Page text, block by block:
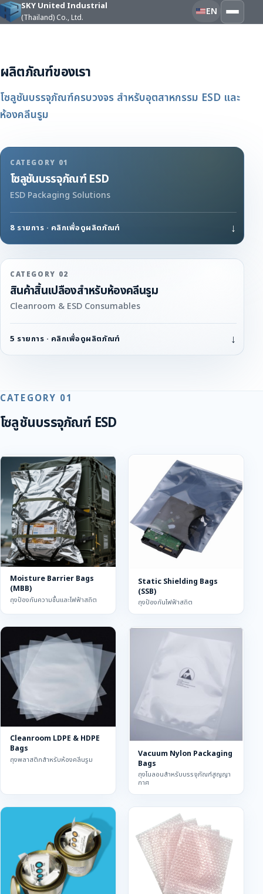
SKY United Industrial
(Thailand) Co., Ltd.
EN
ผลิตภัณฑ์ของเรา
ผลิตภัณฑ์ของเรา
โซลูชันบรรจุภัณฑ์ครบวงจร สำหรับอุตสาหกรรม ESD และ
ห้องคลีนรูม
CATEGORY 01
โซลูชันบรรจุภัณฑ์ ESD
ESD Packaging Solutions
8 รายการ · คลิกเพื่อดูผลิตภัณฑ์ ↓
CATEGORY 02
สินค้าสิ้นเปลืองสำหรับห้องคลีนรูม
Cleanroom & ESD Consumables
5 รายการ · คลิกเพื่อดูผลิตภัณฑ์ ↓
CATEGORY 01
โซลูชันบรรจุภัณฑ์ ESD
Moisture Barrier Bags
(MBB)
ถุงป้องกันความชื้นและไฟฟ้าสถิต
Static Shielding Bags
(SSB)
ถุงป้องกันไฟฟ้าสถิต
Cleanroom LDPE & HDPE
Bags
ถุงพลาสติกสำหรับห้องคลีนรูม
Vacuum Nylon Packaging
Bags
ถุงไนลอนสำหรับบรรจุภัณฑ์สูญญา
กาศ